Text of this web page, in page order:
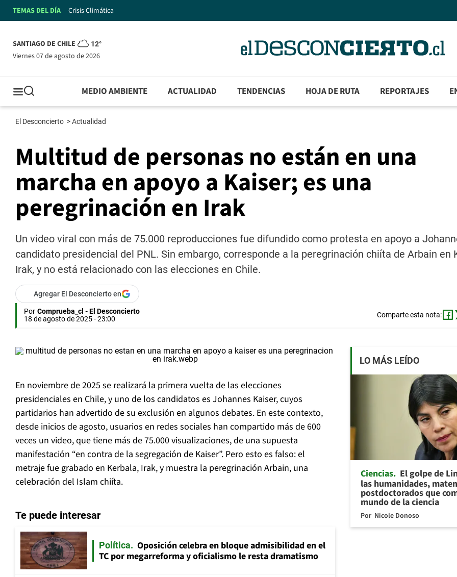
TEMAS DEL DÍA Crisis Climática
SANTIAGO DE CHILE 12°
viernes 07 de agosto de 2026
MEDIO AMBIENTE ACTUALIDAD TENDENCIAS HOJA DE RUTA REPORTAJES
El Desconcierto >Actualidad
Multitud de personas no están en una
marcha en apoyo a Kaiser; es una
peregrinación en Irak
Un video viral con más de 75.000 reproducciones fue difundido como protesta en apoyo a
candidato presidencial del PNL. Sin embargo, corresponde a la peregrinación chiíta de Arbain en
Irak, y no está relacionado con las elecciones en Chile.
Agregar El Desconcierto en
Por Comprueba_cl - El Desconcierto
18 de agosto de 2025 - 23:00
Comparte esta nota:
En noviembre de 2025 se realizará la primera vuelta de las elecciones
presidenciales en Chile, y uno de los candidatos es Johannes Kaiser, cuyos
partidarios han advertido de su exclusión en algunos debates. En este contexto,
desde inicios de agosto, usuarios en redes sociales han compartido más de 600
veces un video, que tiene más de 75.000 visualizaciones, de una supuesta
manifestación “en contra de la segregación de Kaiser”. Pero esto es falso: el
metraje fue grabado en Kerbala, Irak, y muestra la peregrinación Arbain, una
celebración del Islam chiíta.
Te puede interesar
Política
Oposición celebra en bloque admisibilidad en el
TC por megarreforma y oficialismo le resta dramatismo
LO MÁS LEÍDO
Ciencias El golpe de
las humanidades,
postdoctorados que
mundo de la ciencia
Por Nicole Donoso